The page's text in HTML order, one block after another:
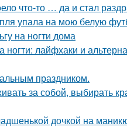
что-то … да и стал
упала на мою белую
на ногти дома
ногти: лайфхаки и
праздником.
за собой, выбирать
дочкой на